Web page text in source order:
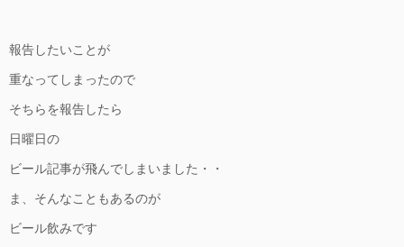
報告したいことが
重なってしまったので
そちらを報告したら
日曜日の
ビール記事が飛んでしまいました・・
ま、そんなこともあるのが
ビール飲みです